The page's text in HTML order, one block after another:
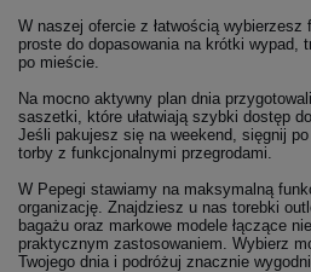
W naszej ofercie z łatwością wybierzesz
proste do dopasowania na krótki wypad,
po mieście.
Na mocno aktywny plan dnia
saszetki, które ułatwiają szybki dostęp
Jeśli pakujesz się na weekend, sięgnij
torby z funkcjonalnymi przegrodami.
W Pepegi stawiamy na maksymalną
organizację. Znajdziesz u nas torebki
bagażu oraz markowe modele łączące
praktycznym zastosowaniem. Wybierz
Twojego dnia i podróżuj znacznie